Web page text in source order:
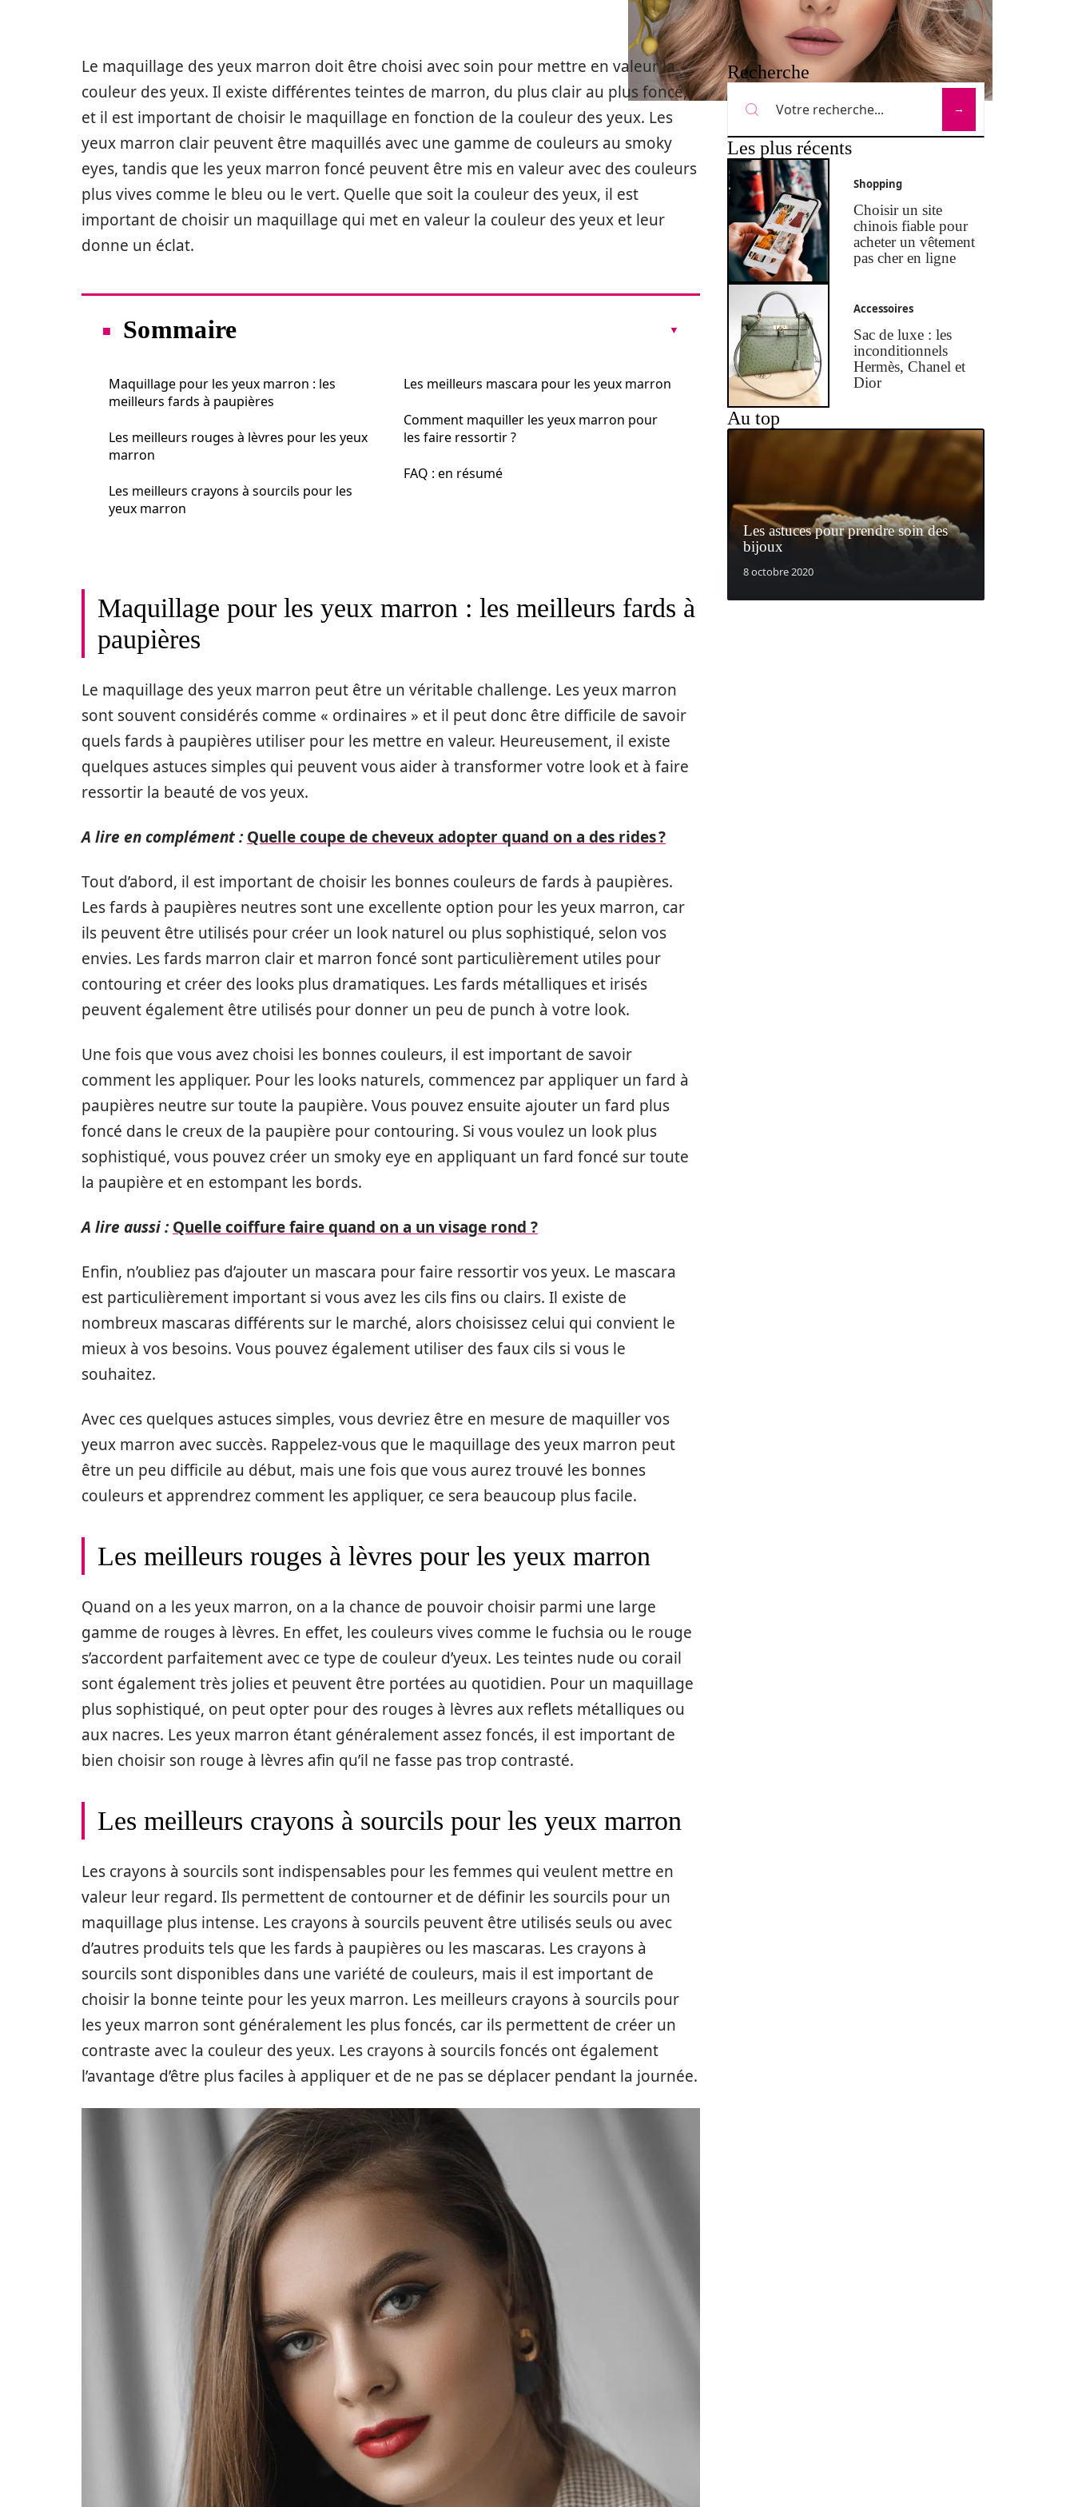
Le maquillage des yeux marron doit être choisi avec soin pour mettre en valeur la
couleur des yeux. Il existe différentes teintes de marron, du plus clair au plus foncé,
et il est important de choisir le maquillage en fonction de la couleur des yeux. Les
yeux marron clair peuvent être maquillés avec une gamme de couleurs au smoky
eyes, tandis que les yeux marron foncé peuvent être mis en valeur avec des couleurs
plus vives comme le bleu ou le vert. Quelle que soit la couleur des yeux, il est
important de choisir un maquillage qui met en valeur la couleur des yeux et leur
donne un éclat.
Sommaire
Maquillage pour les yeux marron : les
meilleurs fards à paupières
Les meilleurs rouges à lèvres pour les yeux
marron
Les meilleurs crayons à sourcils pour les
yeux marron
Les meilleurs mascara pour les yeux marron
Comment maquiller les yeux marron pour
les faire ressortir ?
FAQ : en résumé
Maquillage pour les yeux marron : les meilleurs fards à
paupières
Le maquillage des yeux marron peut être un véritable challenge. Les yeux marron
sont souvent considérés comme « ordinaires » et il peut donc être difficile de savoir
quels fards à paupières utiliser pour les mettre en valeur. Heureusement, il existe
quelques astuces simples qui peuvent vous aider à transformer votre look et à faire
ressortir la beauté de vos yeux.
A lire en complément : Quelle coupe de cheveux adopter quand on a des rides ?
Tout d’abord, il est important de choisir les bonnes couleurs de fards à paupières.
Les fards à paupières neutres sont une excellente option pour les yeux marron, car
ils peuvent être utilisés pour créer un look naturel ou plus sophistiqué, selon vos
envies. Les fards marron clair et marron foncé sont particulièrement utiles pour
contouring et créer des looks plus dramatiques. Les fards métalliques et irisés
peuvent également être utilisés pour donner un peu de punch à votre look.
Une fois que vous avez choisi les bonnes couleurs, il est important de savoir
comment les appliquer. Pour les looks naturels, commencez par appliquer un fard à
paupières neutre sur toute la paupière. Vous pouvez ensuite ajouter un fard plus
foncé dans le creux de la paupière pour contouring. Si vous voulez un look plus
sophistiqué, vous pouvez créer un smoky eye en appliquant un fard foncé sur toute
la paupière et en estompant les bords.
A lire aussi : Quelle coiffure faire quand on a un visage rond ?
Enfin, n’oubliez pas d’ajouter un mascara pour faire ressortir vos yeux. Le mascara
est particulièrement important si vous avez les cils fins ou clairs. Il existe de
nombreux mascaras différents sur le marché, alors choisissez celui qui convient le
mieux à vos besoins. Vous pouvez également utiliser des faux cils si vous le
souhaitez.
Avec ces quelques astuces simples, vous devriez être en mesure de maquiller vos
yeux marron avec succès. Rappelez-vous que le maquillage des yeux marron peut
être un peu difficile au début, mais une fois que vous aurez trouvé les bonnes
couleurs et apprendrez comment les appliquer, ce sera beaucoup plus facile.
Les meilleurs rouges à lèvres pour les yeux marron
Quand on a les yeux marron, on a la chance de pouvoir choisir parmi une large
gamme de rouges à lèvres. En effet, les couleurs vives comme le fuchsia ou le rouge
s’accordent parfaitement avec ce type de couleur d’yeux. Les teintes nude ou corail
sont également très jolies et peuvent être portées au quotidien. Pour un maquillage
plus sophistiqué, on peut opter pour des rouges à lèvres aux reflets métalliques ou
aux nacres. Les yeux marron étant généralement assez foncés, il est important de
bien choisir son rouge à lèvres afin qu’il ne fasse pas trop contrasté.
Les meilleurs crayons à sourcils pour les yeux marron
Les crayons à sourcils sont indispensables pour les femmes qui veulent mettre en
valeur leur regard. Ils permettent de contourner et de définir les sourcils pour un
maquillage plus intense. Les crayons à sourcils peuvent être utilisés seuls ou avec
d’autres produits tels que les fards à paupières ou les mascaras. Les crayons à
sourcils sont disponibles dans une variété de couleurs, mais il est important de
choisir la bonne teinte pour les yeux marron. Les meilleurs crayons à sourcils pour
les yeux marron sont généralement les plus foncés, car ils permettent de créer un
contraste avec la couleur des yeux. Les crayons à sourcils foncés ont également
l’avantage d’être plus faciles à appliquer et de ne pas se déplacer pendant la journée.
Recherche
Les plus récents
Shopping
Choisir un site
chinois fiable pour
acheter un vêtement
pas cher en ligne
Accessoires
Sac de luxe : les
inconditionnels
Hermès, Chanel et
Dior
Au top
Les astuces pour prendre soin des
bijoux
8 octobre 2020